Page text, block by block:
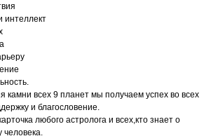
интеллект
камни всех 9 планет мы получаем успех во всех
и благословение.
любого астролога и всех,кто знает о